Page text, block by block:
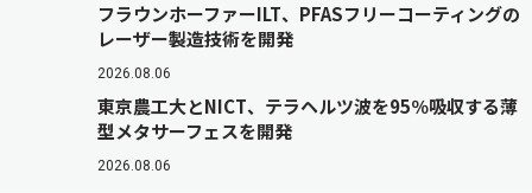
フラウンホーファーILT、PFASフリーコーティングの
レーザー製造技術を開発
2026.08.06
東京農工大とNICT、テラヘルツ波を95％吸収する薄
型メタサーフェスを開発
2026.08.06